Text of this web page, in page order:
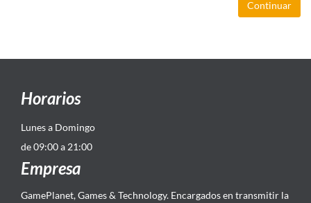
Continuar
Horarios
Lunes a Domingo
de 09:00 a 21:00
Empresa
GamePlanet, Games & Technology. Encargados en transmitir la